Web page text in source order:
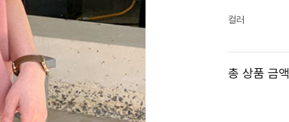
컬러
총 상품 금액